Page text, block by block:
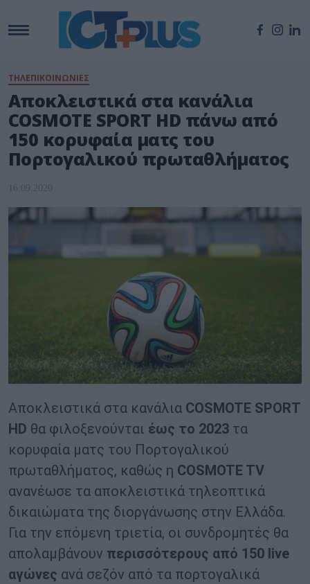
ΤΗΛΕΠΙΚΟΙΝΩΝΙΕΣ
Αποκλειστικά στα κανάλια
COSMOTE SPORT HD πάνω από
150 κορυφαία ματς του
Πορτογαλικού πρωταθλήματος
16.09.2020
Αποκλειστικά στα κανάλια COSMOTE SPORT
HD θα φιλοξενούνται έως το 2023 τα
κορυφαία ματς του Πορτογαλικού
πρωταθλήματος, καθώς η COSMOTE TV
ανανέωσε τα αποκλειστικά τηλεοπτικά
δικαιώματα της διοργάνωσης στην Ελλάδα.
Για την επόμενη τριετία, οι συνδρομητές θα
απολαμβάνουν περισσότερους από 150 live
αγώνες ανά σεζόν από τα πορτογαλικά